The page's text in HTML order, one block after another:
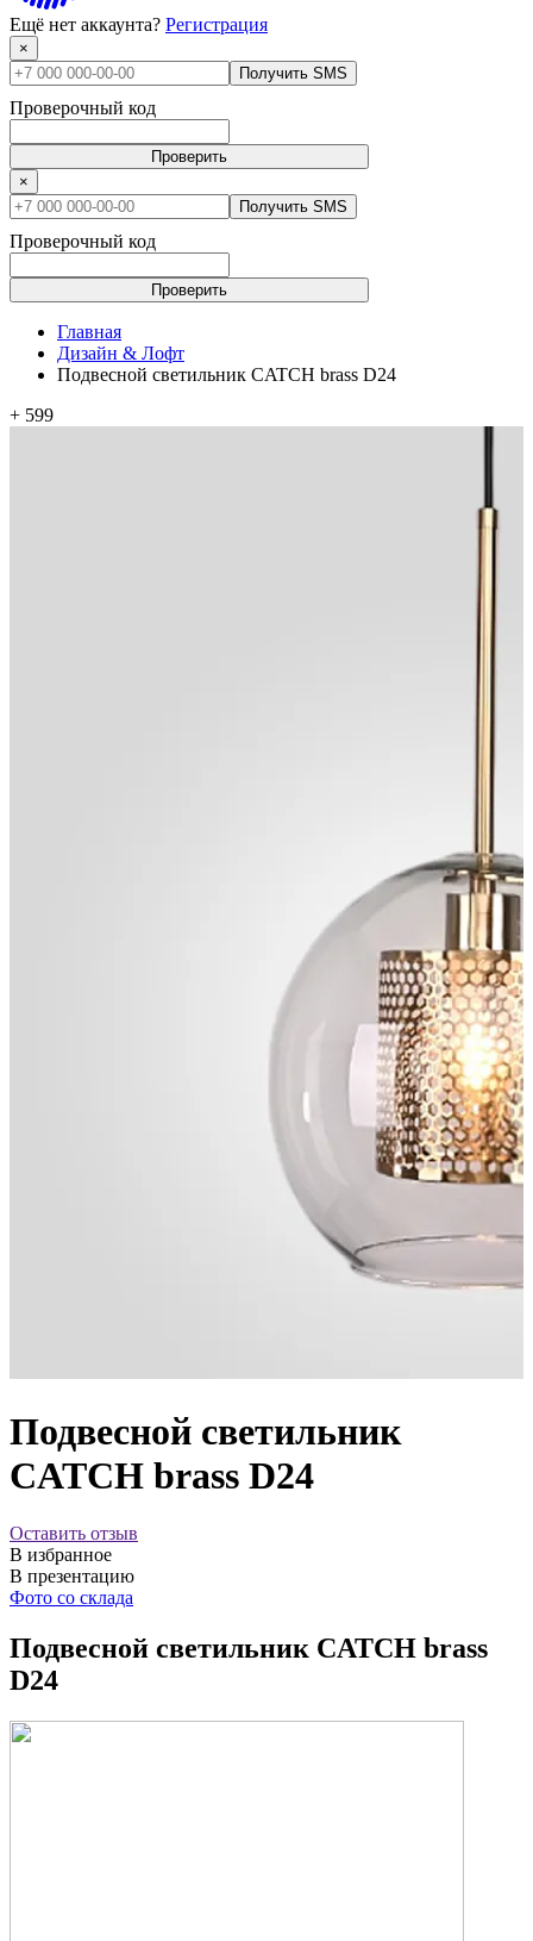
Ещё нет аккаунта? Регистрация
×
Получить SMS
Проверочный код
Проверить
×
Получить SMS
Проверочный код
Проверить
Главная
Дизайн & Лофт
Подвесной светильник CATCH brass D24
+ 599
Подвесной светильник
CATCH brass D24
Оставить отзыв
В избранное
В презентацию
Фото со склада
Подвесной светильник CATCH brass
D24